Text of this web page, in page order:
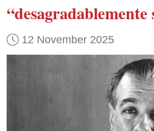
12 November 2025